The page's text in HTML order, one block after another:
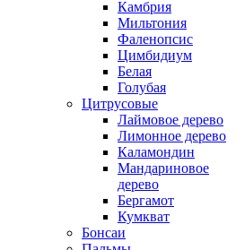
Камбрия
Мильтония
Фаленопсис
Цимбидиум
Белая
Голубая
Цитрусовые
Лаймовое дерево
Лимонное дерево
Каламондин
Мандариновое
дерево
Бергамот
Кумкват
Бонсаи